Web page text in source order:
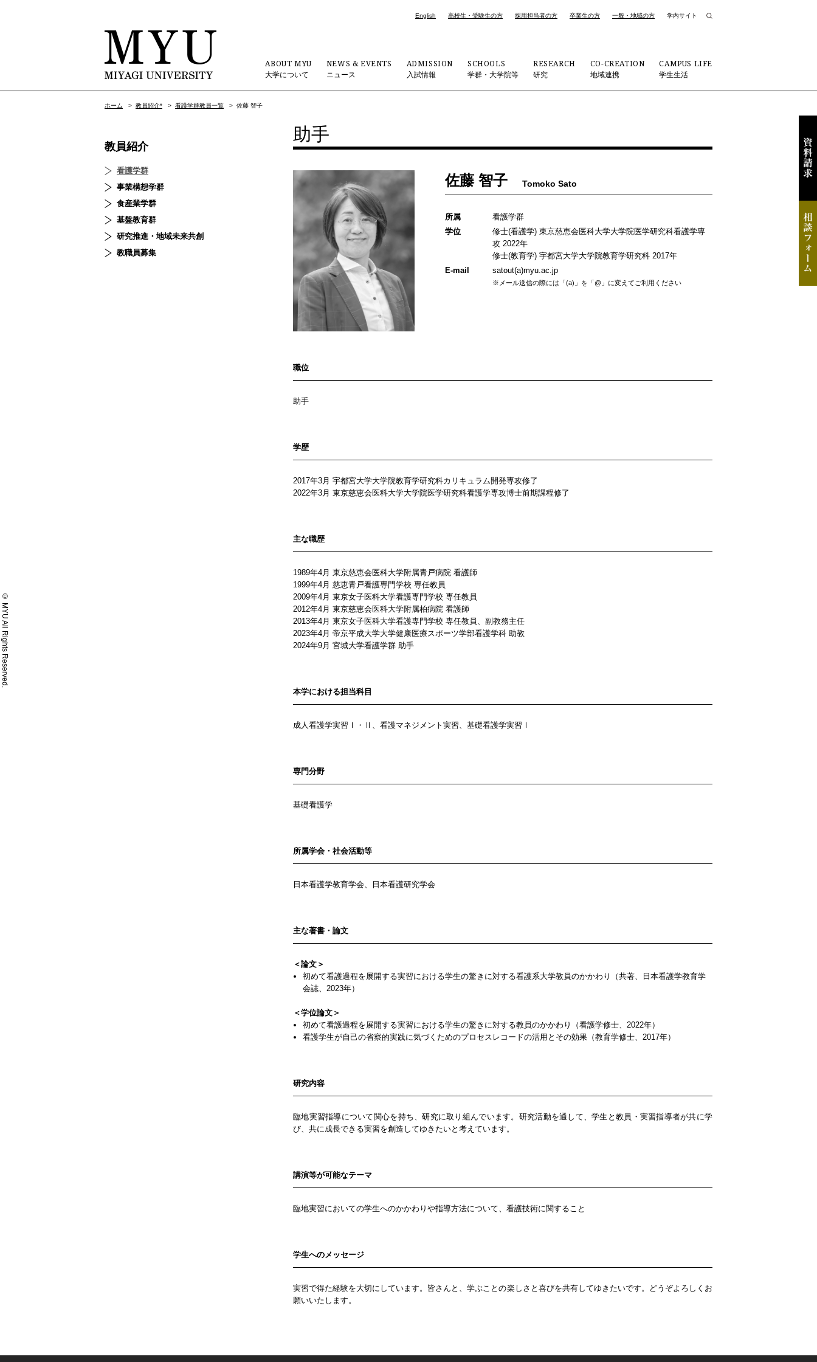
English 高校生・受験生の方 採用担当者の方 卒業生の方 一般・地域の方 学内サイト
ABOUT MYU
大学について
NEWS & EVENTS
ニュース
ADMISSION
入試情報
SCHOOLS
学群・大学院等
RESEARCH
研究
CO-CREATION
地域連携
CAMPUS LIFE
学生生活
ホーム > 教員紹介* > 看護学群教員一覧 > 佐藤 智子
助手
佐藤 智子 Tomoko Sato
所属
看護学群
学位
修士(看護学) 東京慈恵会医科大学大学院医学研究科看護学専
攻 2022年
修士(教育学) 宇都宮大学大学院教育学研究科 2017年
E-mail
satout(a)myu.ac.jp
※メール送信の際には「(a)」を「@」に変えてご利用ください
職位
助手
学歴
2017年3月 宇都宮大学大学院教育学研究科カリキュラム開発専攻修了
2022年3月 東京慈恵会医科大学大学院医学研究科看護学専攻博士前期課程修了
主な職歴
1989年4月 東京慈恵会医科大学附属青戸病院 看護師
1999年4月 慈恵青戸看護専門学校 専任教員
2009年4月 東京女子医科大学看護専門学校 専任教員
2012年4月 東京慈恵会医科大学附属柏病院 看護師
2013年4月 東京女子医科大学看護専門学校 専任教員、副教務主任
2023年4月 帝京平成大学大学健康医療スポーツ学部看護学科 助教
2024年9月 宮城大学看護学群 助手
本学における担当科目
成人看護学実習Ⅰ・Ⅱ、看護マネジメント実習、基礎看護学実習Ⅰ
専門分野
基礎看護学
所属学会・社会活動等
日本看護学教育学会、日本看護研究学会
主な著書・論文
＜論文＞
初めて看護過程を展開する実習における学生の驚きに対する看護系大学教員のかかわり（共著、日本看護学教育学
会誌、2023年）
＜学位論文＞
初めて看護過程を展開する実習における学生の驚きに対する教員のかかわり（看護学修士、2022年）
看護学生が自己の省察的実践に気づくためのプロセスレコードの活用とその効果（教育学修士、2017年）
研究内容
臨地実習指導について関心を持ち、研究に取り組んでいます。研究活動を通して、学生と教員・実習指導者が共に学
び、共に成長できる実習を創造してゆきたいと考えています。
講演等が可能なテーマ
臨地実習においての学生へのかかわりや指導方法について、看護技術に関すること
学生へのメッセージ
実習で得た経験を大切にしています。皆さんと、学ぶことの楽しさと喜びを共有してゆきたいです。どうぞよろしくお
願いいたします。
教員紹介
看護学群
事業構想学群
食産業学群
基盤教育群
研究推進・地域未来共創
教職員募集
© MYU All Rights Reserved.